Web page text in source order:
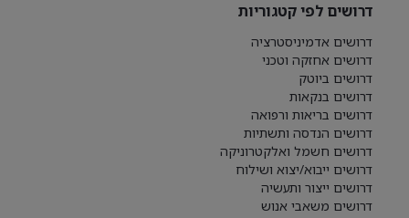
דרושים לפי קטגוריות
דרושים אדמיניסטרציה
דרושים אחזקה וטכני
דרושים ביוטק
דרושים בנקאות
דרושים בריאות ורפואה
דרושים הנדסה ותשתיות
דרושים חשמל ואלקטרוניקה
דרושים ייבוא/יצוא ושילוח
דרושים ייצור ותעשיה
דרושים משאבי אנוש